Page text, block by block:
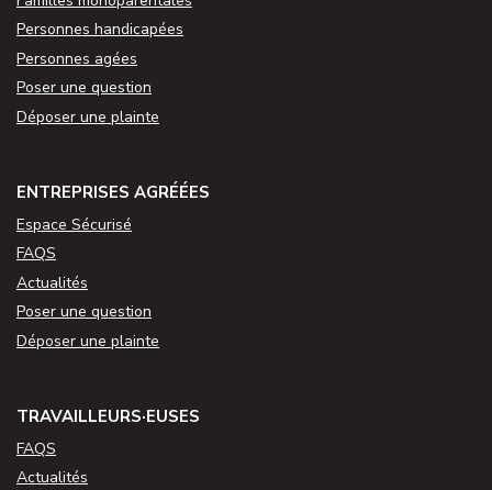
Personnes handicapées
Personnes agées
Poser une question
Déposer une plainte
ENTREPRISES AGRÉÉES
Espace Sécurisé
FAQS
Actualités
Poser une question
Déposer une plainte
TRAVAILLEURS·EUSES
FAQS
Actualités